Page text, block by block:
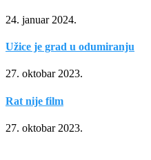
24. januar 2024.
Užice je grad u odumiranju
27. oktobar 2023.
Rat nije film
27. oktobar 2023.